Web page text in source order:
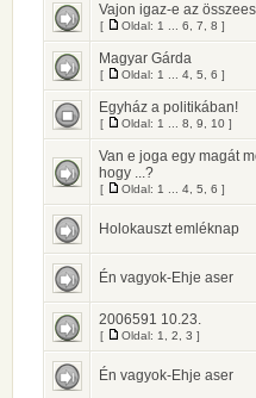
Vajon igaz-e az
[ Oldal: 1 6 7 8 ]
Magyar Gárda
[ Oldal: 1 4 5 6 ]
Egyház a politikában!
[ Oldal: 1 8 9 10 ]
Van e joga egy magát
hogy ...?
[ Oldal: 1 4 5 6 ]
Holokauszt emléknap
Én vagyok-Ehje aser
2006591 10.23.
[ Oldal: 1 2 3 ]
Én vagyok-Ehje aser